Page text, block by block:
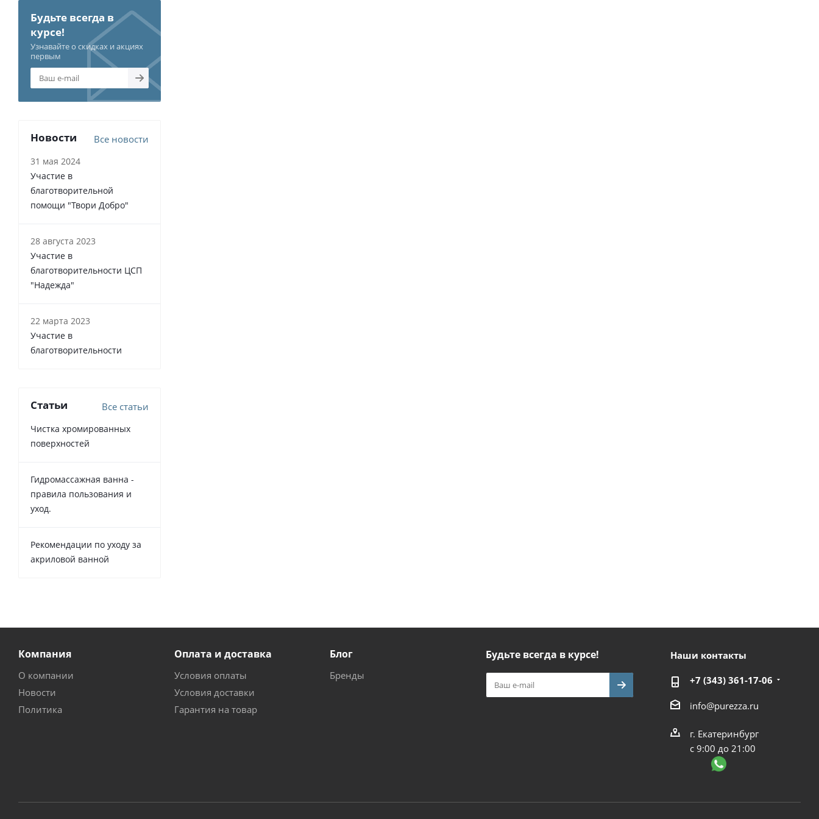
Будьте всегда в
курсе!
Узнавайте о скидках и акциях
первым
Новости Все новости
31 мая 2024
Участие в
благотворительной
помощи "Твори Добро"
28 августа 2023
Участие в
благотворительности ЦСП
"Надежда"
22 марта 2023
Участие в
благотворительности
Статьи Все статьи
Чистка хромированных
поверхностей
Гидромассажная ванна -
правила пользования и
уход.
Рекомендации по уходу за
акриловой ванной
Компания
О компании
Новости
Политика
Оплата и доставка
Условия оплаты
Условия доставки
Гарантия на товар
Блог
Бренды
Будьте всегда в курсе! Наши контакты
+7 (343) 361-17-06
info@purezza.ru
г. Екатеринбург
с 9:00 до 21:00